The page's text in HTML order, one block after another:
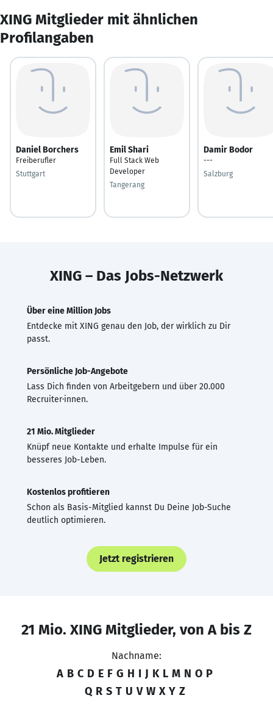
XING Mitglieder mit ähnlichen
Profilangaben
Daniel Borchers
Freiberufler
Stuttgart
Emil Shari
Full Stack Web
Developer
Tangerang
Damir Bodor
---
Salzburg
XING – Das Jobs-Netzwerk
Über eine Million Jobs
Entdecke mit XING genau den Job, der wirklich zu Dir
passt.
Persönliche Job-Angebote
Lass Dich finden von Arbeitgebern und über 20.000
Recruiter·innen.
21 Mio. Mitglieder
Knüpf neue Kontakte und erhalte Impulse für ein
besseres Job-Leben.
Kostenlos profitieren
Schon als Basis-Mitglied kannst Du Deine Job-Suche
deutlich optimieren.
Jetzt registrieren
21 Mio. XING Mitglieder, von A bis Z
Nachname:
A B C D E F G H I J K L M N O P
Q R S T U V W X Y Z